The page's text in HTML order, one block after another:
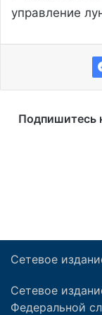
Сетевое
Сетевое
Федеральной